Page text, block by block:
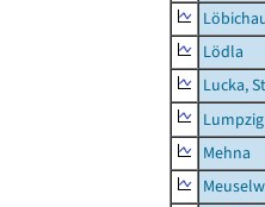
Lödla
Lucka,
Lumpzig
Mehna